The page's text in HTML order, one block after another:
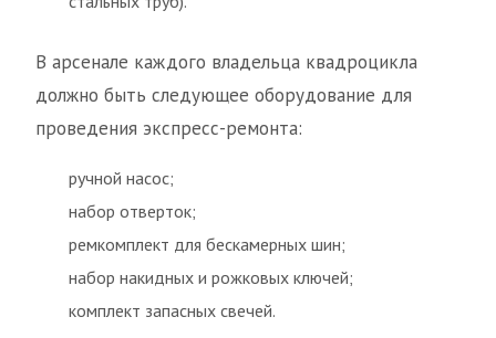
В арсенале каждого владельца квадроцикла
должно быть следующее оборудование для
проведения экспресс-ремонта:
ручной насос;
набор отверток;
ремкомплект для бескамерных шин;
набор накидных и рожковых ключей;
комплект запасных свечей.